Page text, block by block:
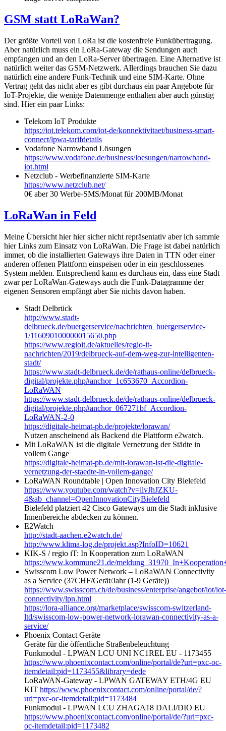
GSM statt LoRaWan?
Der größte Vorteil von LoRa ist die kostenfreie Funkübertragung.
Aber natürlich muss ein LoRa-Gateway die Sendungen auch
empfangen und an den LoRa-Server übertragen. Eine Alternative ist
natürlich weiter das GSM-Netzwerk. Allerdings brauchen Sie dazu
natürlich eine andere Funk-Technik und eine SIM-Karte. Ohne
Vertrag geht das nicht aber es gibt durchaus ein paar Angebote für
IoT-Projekte, die wenige Datenmenge enthalten aber auch günstig
sind. Hier ein paar Links:
Telekom IoT Produkte
https://iot.telekom.com/iot-de/konnektivitaet/business-smart-
connect/lpwa-tarifdetails
Vodafone Narrowband Lösungen
https://www.vodafone.de/business/loesungen/narrowband-
iot.html
Netzclub - Werbefinanzierte SIM-Karte
https://www.netzclub.net/
0€ aber 30 Werbe-SMS/Monat für 200MB/Monat
LoRaWan in Feld
Meine Übersicht hier hier sicher nicht repräsentativ aber ich sammle
hier Links zum Einsatz von LoRaWan. Die Frage ist dabei natürlich
immer, ob die installierten Gateways ihre Daten in TTN oder einer
anderen offenen Plattform einspeisen oder in ein geschlossenes
System melden. Entsprechend kann es durchaus ein, dass eine Stadt
zwar per LoRaWan-Gateways auch die Funk-Datagramme der
eigenen Sensoren empfängt aber Sie nichts davon haben.
Stadt Delbrück
http://www.stadt-
delbrueck.de/buergerservice/nachrichten_buergerservice-
1/116090100000015650.php
https://www.regioit.de/aktuelles/regio-it-
nachrichten/2019/delbrueck-auf-dem-weg-zur-intelligenten-
stadt/
https://www.stadt-delbrueck.de/de/rathaus-online/delbrueck-
digital/projekte.php#anchor_1c653670_Accordion-
LoRaWAN
https://www.stadt-delbrueck.de/de/rathaus-online/delbrueck-
digital/projekte.php#anchor_067271bf_Accordion-
LoRaWAN-2-0
https://digitale-heimat-pb.de/projekte/lorawan/
Nutzen anscheinend als Backend die Plattform e2watch.
Mit LoRaWAN ist die digitale Vernetzung der Städte in
vollem Gange
https://digitale-heimat-pb.de/mit-lorawan-ist-die-digitale-
vernetzung-der-staedte-in-vollem-gange/
LoRaWAN Roundtable | Open Innovation City Bielefeld
https://www.youtube.com/watch?v=ilvJhJZKU-
4&ab_channel=OpenInnovationCityBielefeld
Bielefeld platziert 42 Cisco Gateways um die Stadt inklusive
Innenbereiche abdecken zu können.
E2Watch
http://stadt-aachen.e2watch.de/
http://www.klima-log.de/projekt.asp?InfoID=10621
KIK-S / regio iT: In Kooperation zum LoRaWAN
https://www.kommune21.de/
Swisscom Low Power Network – LoRaWAN Connectivity
as a Service (37CHF/Gerät/Jahr (1-9 Geräte))
https://www.swisscom.ch/de/business/enterprise/angebot/iot/iot-
connectivity/lpn.html
https://lora-alliance.org/marketplace/swisscom-switzerland-
ltd/swisscom-low-power-network-lorawan-connectivity-as-a-
service/
Phoenix Contact Geräte
Geräte für die öffentliche Straßenbeleuchtung
Funkmodul - LPWAN LCU UNI NC1REL EU - 1173455
https://www.phoenixcontact.com/online/portal/de?uri=pxc-oc-
itemdetail:pid=1173455&library=dede
LoRaWAN-Gateway - LPWAN GATEWAY ETH/4G EU
KIT https://www.phoenixcontact.com/online/portal/de/?
uri=pxc-oc-itemdetail:pid=1173484
Funkmodul - LPWAN LCU ZHAGA18 DALI/DIO EU
https://www.phoenixcontact.com/online/portal/de/?uri=pxc-
oc-itemdetail:pid=1173482